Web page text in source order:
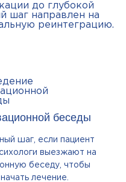
до глубокой
шаг направлен на
реинтеграцию.
беседы
шаг, если пациент
выезжают на
беседу, чтобы
лечение.